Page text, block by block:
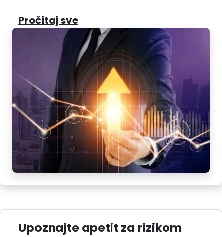
Pročitaj sve
Upoznajte apetit za rizikom